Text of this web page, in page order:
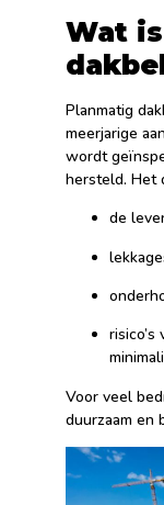
Wat
Planmatig
meerjarige
wordt
hersteld. Het
de
Voor veel
duurzaam en